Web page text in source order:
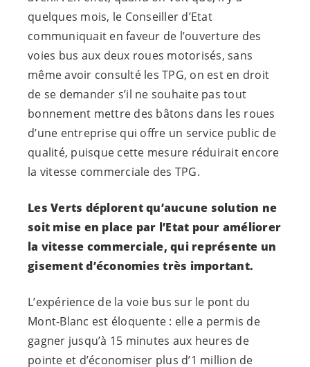
quelques mois, le Conseiller d’Etat
communiquait en faveur de l’ouverture des
voies bus aux deux roues motorisés, sans
même avoir consulté les TPG, on est en droit
de se demander s’il ne souhaite pas tout
bonnement mettre des bâtons dans les roues
d’une entreprise qui offre un service public de
qualité, puisque cette mesure réduirait encore
la vitesse commerciale des TPG.
Les Verts déplorent qu’aucune solution ne
soit mise en place par l’Etat pour améliorer
la vitesse commerciale, qui représente un
gisement d’économies très important.
L’expérience de la voie bus sur le pont du
Mont-Blanc est éloquente : elle a permis de
gagner jusqu’à 15 minutes aux heures de
pointe et d’économiser plus d’1 million de